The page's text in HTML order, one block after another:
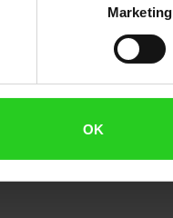
Marketing
OK